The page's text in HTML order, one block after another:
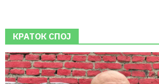
КРАТОК СПОЈ